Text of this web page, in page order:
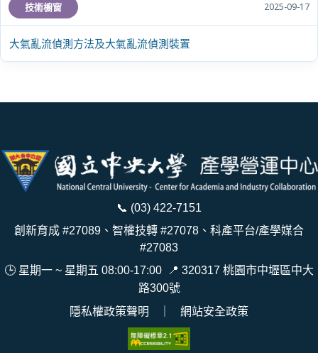
技術櫥窗
大氣亂流偵測方法及大氣亂流偵測裝置
2025-09-17
📞 (03) 422-7151
創新育成 #27089、智權技轉 #27078、科產平台/產學媒合
#27083
🕒 星期一 ~ 星期五 08:00-17:00
📍 320317 桃園市中壢區中大
路300號
隱私權政策聲明
網站安全政策